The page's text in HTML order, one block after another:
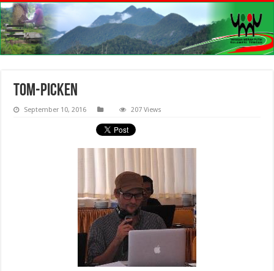
tom-picken
September 10, 2016 207 Views